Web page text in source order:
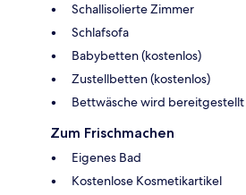
Schallisolierte Zimmer
Schlafsofa
Babybetten (kostenlos)
Zustellbetten (kostenlos)
Bettwäsche wird bereitgestellt
Zum Frischmachen
Eigenes Bad
Kostenlose Kosmetikartikel